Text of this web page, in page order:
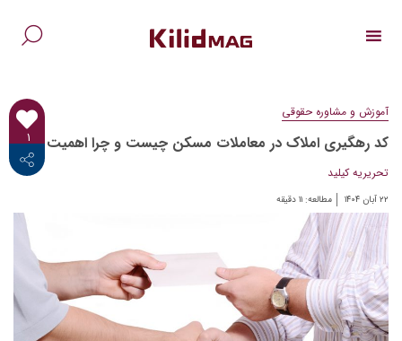
۱
<i class="fab fa-facebook-f"></i>
آموزش و مشاوره حقوقی
کد رهگیری املاک در معاملات مسکن چیست و چرا اهمیت دارد؟
تحریریه کیلید
۲۲ آبان ۱۴۰۴ مطالعه: ۱۱ دقیقه